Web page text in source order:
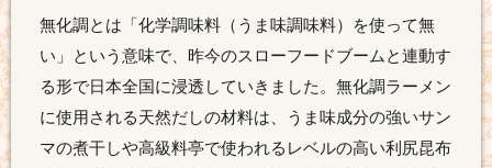
無化調とは「化学調味料（うま味調味料）を使って無
い」という意味で、昨今のスローフードブームと連動す
る形で日本全国に浸透していきました。無化調ラーメン
に使用される天然だしの材料は、うま味成分の強いサン
マの煮干しや高級料亭で使われるレベルの高い利尻昆布